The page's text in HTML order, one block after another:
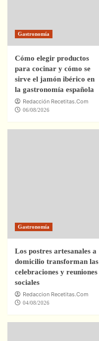
Gastronomía
Cómo elegir productos
para cocinar y cómo se
sirve el jamón ibérico en
la gastronomía española
Redacción Recetitas.Com
06/08/2026
Gastronomía
Los postres artesanales a
domicilio transforman las
celebraciones y reuniones
sociales
Redaccion Recetitas.Com
04/08/2026